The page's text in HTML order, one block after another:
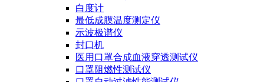
白度计
最低成膜温度测定仪
示波极谱仪
封口机
医用口罩合成血液穿透测试仪
口罩阻燃性测试仪